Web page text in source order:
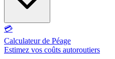
💳
Calculateur de Péage
Estimez vos coûts autoroutiers